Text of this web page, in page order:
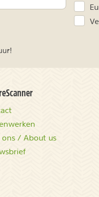
ons / About us